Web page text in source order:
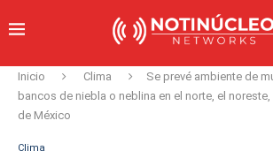
Inicio Clima
Se prevé ambiente de
bancos de niebla o neblina en el norte, el
de México
Clima